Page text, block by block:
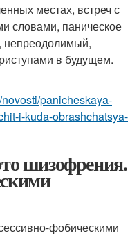
местах, встреч с
словами, паническое
непреодолимый,
в будущем.
panicheskaya-
i-kuda-obrashchatsya-
шизофрения.
фобическими